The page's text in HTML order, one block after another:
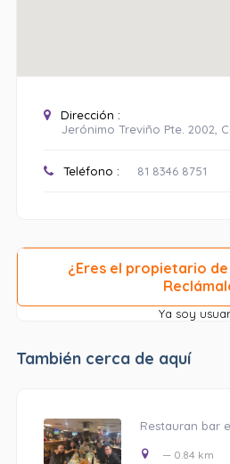
Dirección :
Jerónimo Treviño Pte. 2002,
Teléfono : 81 8346 8751
¿Eres el propietario
Ya soy
También cerca de aquí
Restauran bar
— 0.84 km